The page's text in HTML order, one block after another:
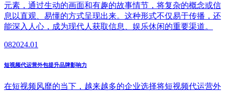
元素，通过生动的画面和有趣的故事情节，将复杂的概念或信
息以直观、易懂的方式呈现出来。这种形式不仅易于传播，还
能深入人心，成为现代人获取信息、娱乐休闲的重要渠道。
082024.01
短视频代运营外包提升品牌影响力
在短视频风靡的当下，越来越多的企业选择将短视频代运营外